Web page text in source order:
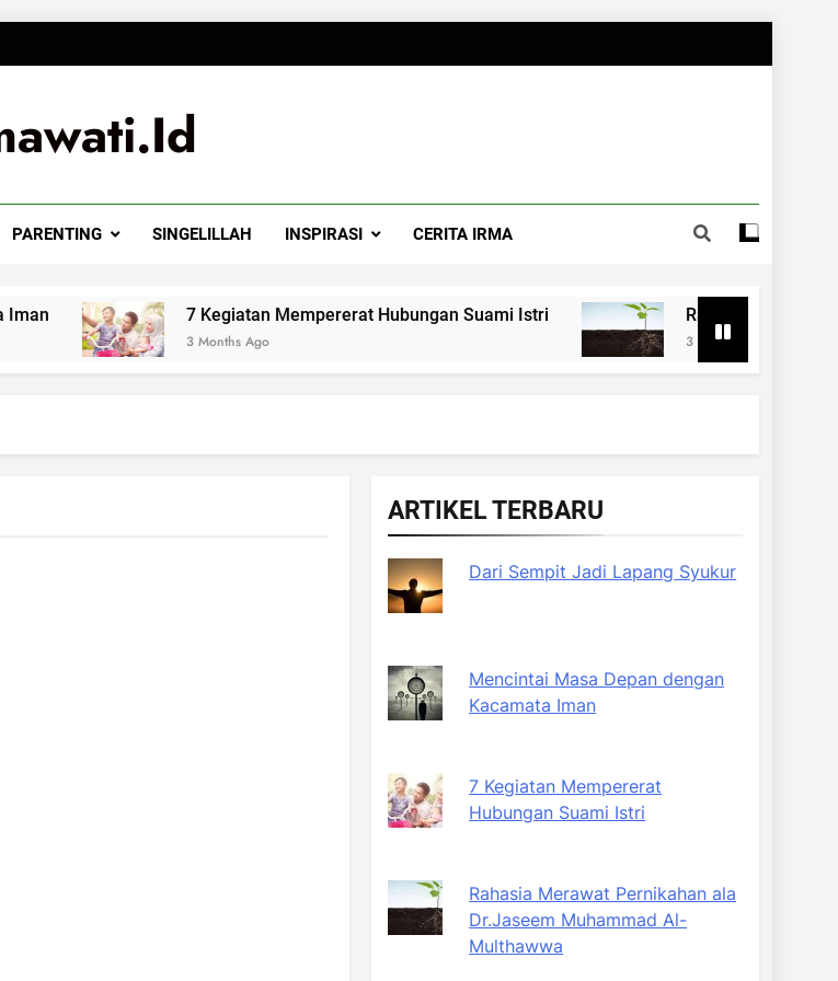
PARENTING SINGELILLAH INSPIRASI CERITA IRMA
7 Kegiatan Mempererat Hubungan Suami Istri
3 Months Ago
Rahasia Merawat
3 Months Ago
ARTIKEL TERBARU
Dari Sempit Jadi Lapang Syukur
Mencintai Masa Depan dengan
Kacamata Iman
7 Kegiatan Mempererat
Hubungan Suami Istri
Rahasia Merawat Pernikahan ala
Dr.Jaseem Muhammad Al-
Multhawwa